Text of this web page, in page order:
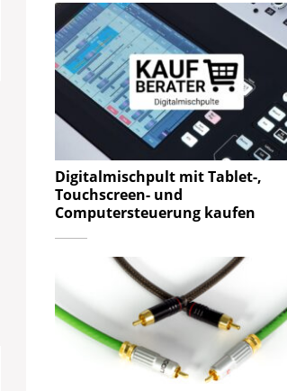
Digitalmischpult mit Tablet-,
Touchscreen- und
Computersteuerung kaufen